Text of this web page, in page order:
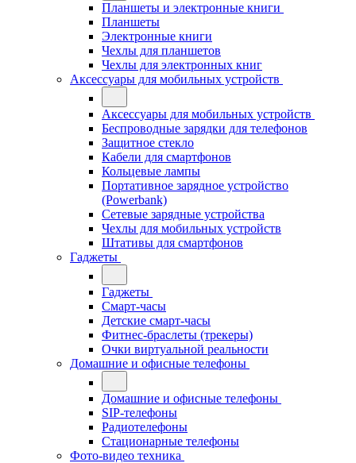
Планшеты и электронные книги
Планшеты
Электронные книги
Чехлы для планшетов
Чехлы для электронных книг
Аксессуары для мобильных устройств
Аксессуары для мобильных устройств
Беспроводные зарядки для телефонов
Защитное стекло
Кабели для смартфонов
Кольцевые лампы
Портативное зарядное устройство
(Powerbank)
Сетевые зарядные устройства
Чехлы для мобильных устройств
Штативы для смартфонов
Гаджеты
Гаджеты
Смарт-часы
Детские смарт-часы
Фитнес-браслеты (трекеры)
Очки виртуальной реальности
Домашние и офисные телефоны
Домашние и офисные телефоны
SIP-телефоны
Радиотелефоны
Стационарные телефоны
Фото-видео техника